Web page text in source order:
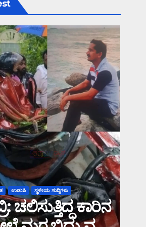
ಉಡುಪಿ ಸ್ಥಳೀಯ ಸುದ್ದಿಗಳು
ಚಲಿಸುತ್ತಿದ್ದ ಕಾರಿನ